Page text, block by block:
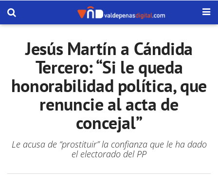
Jesús Martín a Cándida
Tercero: “Si le queda
honorabilidad política, que
renuncie al acta de
concejal”
Le acusa de “prostituir” la confianza que le ha dado
el electorado del PP